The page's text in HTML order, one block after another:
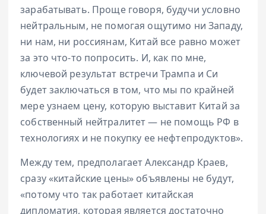
зарабатывать. Проще говоря, будучи условно
нейтральным, не помогая ощутимо ни Западу,
ни нам, ни россиянам, Китай все равно может
за это что-то попросить. И, как по мне,
ключевой результат встречи Трампа и Си
будет заключаться в том, что мы по крайней
мере узнаем цену, которую выставит Китай за
собственный нейтралитет — не помощь РФ в
технологиях и не покупку ее нефтепродуктов».
Между тем, предполагает Александр Краев,
сразу «китайские цены» объявлены не будут,
«потому что так работает китайская
дипломатия, которая является достаточно